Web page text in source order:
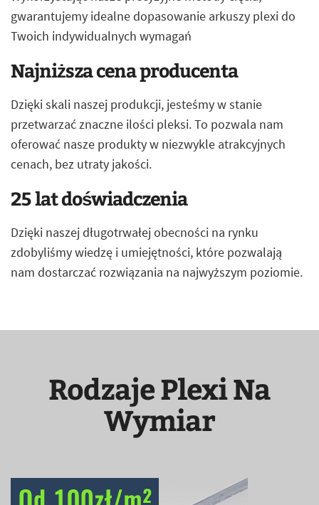
gwarantujemy idealne dopasowanie arkuszy plexi do
Twoich indywidualnych wymagań
Najniższa cena producenta
Dzięki skali naszej produkcji, jesteśmy w stanie
przetwarzać znaczne ilości pleksi. To pozwala nam
oferować nasze produkty w niezwykle atrakcyjnych
cenach, bez utraty jakości.
25 lat doświadczenia
Dzięki naszej długotrwałej obecności na rynku
zdobyliśmy wiedzę i umiejętności, które pozwalają
nam dostarczać rozwiązania na najwyższym poziomie.
Rodzaje Plexi Na
Wymiar